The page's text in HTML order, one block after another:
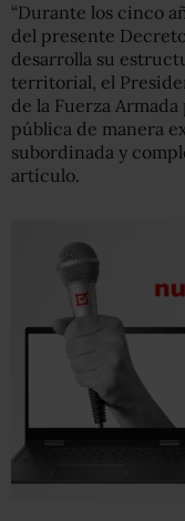
“Durante los cinco
del presente
desarrolla su
territorial, el
de la Fuerza
pública de manera
subordinada y
artículo.